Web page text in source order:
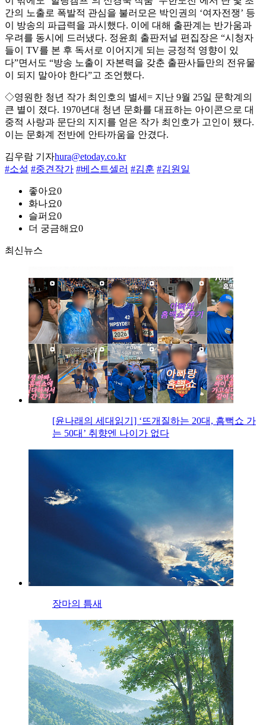
간의 노출로 폭발적 관심을 불러모은 박인권의 ‘여자전쟁’ 등
이 방송의 파급력을 과시했다. 이에 대해 출판계는 반가움과
우려를 동시에 드러냈다. 정윤희 출판저널 편집장은 “시청자
들이 TV를 본 후 독서로 이어지게 되는 긍정적 영향이 있
다”면서도 “방송 노출이 자본력을 갖춘 출판사들만의 전유물
이 되지 말아야 한다”고 조언했다.
◇영원한 청년 작가 최인호의 별세= 지난 9월 25일 문학계의
큰 별이 졌다. 1970년대 청년 문화를 대표하는 아이콘으로 대
중적 사랑과 문단의 지지를 얻은 작가 최인호가 고인이 됐다.
이는 문화계 전반에 안타까움을 안겼다.
김우람 기자hura@etoday.co.kr
#소설 #중견작가 #베스트셀러 #김훈 #김원일
좋아요0
화나요0
슬퍼요0
더 궁금해요0
최신뉴스
[윤나래의 세대읽기] ‘뜨개질하는 20대, 흠뻑쇼 가
는 50대’ 취향엔 나이가 없다
장마의 틈새